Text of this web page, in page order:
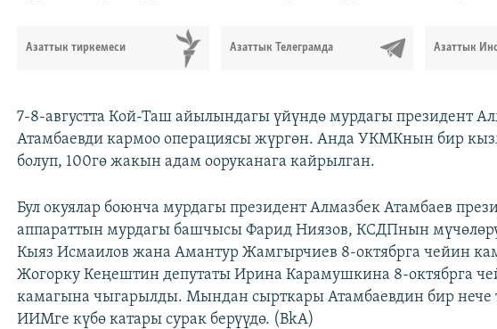
Азаттык тиркемеси Азаттык Телеграмда Азаттык
7-8-августта Кой-Таш айылындагы үйүндө мурдагы президент
Атамбаевди кармоо операциясы жүргөн. Анда УКМКнын бир
болуп, 100гө жакын адам ооруканага кайрылган.
Бул окуялар боюнча мурдагы президент Алмазбек Атамбаев
аппараттын мурдагы башчысы Фарид Ниязов, КСДПнын
Кыяз Исмаилов жана Амантур Жамгырчиев 8-октябрга чейин
Жогорку Кеңештин депутаты Ирина Карамушкина 8-октябрга
камагына чыгарылды. Мындан сырткары Атамбаевдин бир нече
ИИМге күбө катары сурак берүүдө. (BkA)